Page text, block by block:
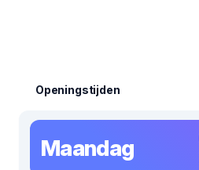
Openingstijden
Maandag